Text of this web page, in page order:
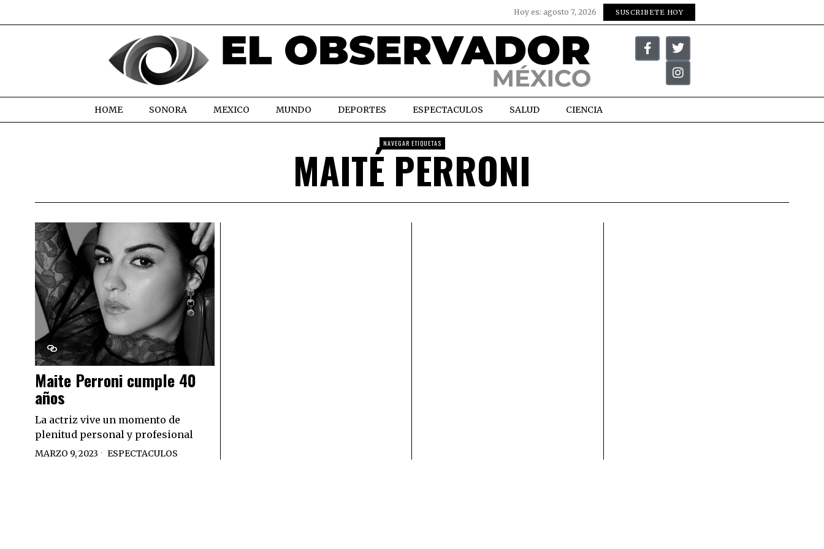
Hoy es: agosto 7, 2026 SUSCRIBETE HOY
HOME SONORA MEXICO MUNDO DEPORTES ESPECTACULOS SALUD CIENCIA
NAVEGAR ETIQUETAS
MAITÉ PERRONI
Maite Perroni cumple 40
años
La actriz vive un momento de
plenitud personal y profesional
MARZO 9, 2023 ESPECTACULOS